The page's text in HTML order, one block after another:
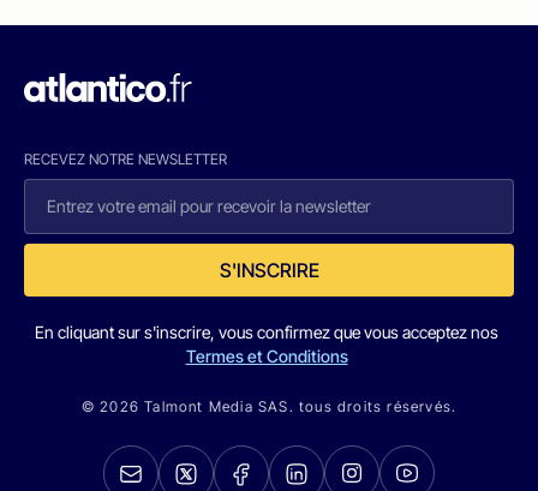
RECEVEZ NOTRE NEWSLETTER
S'INSCRIRE
En cliquant sur s'inscrire, vous confirmez que vous acceptez nos
Termes et Conditions
© 2026 Talmont Media SAS. tous droits réservés.